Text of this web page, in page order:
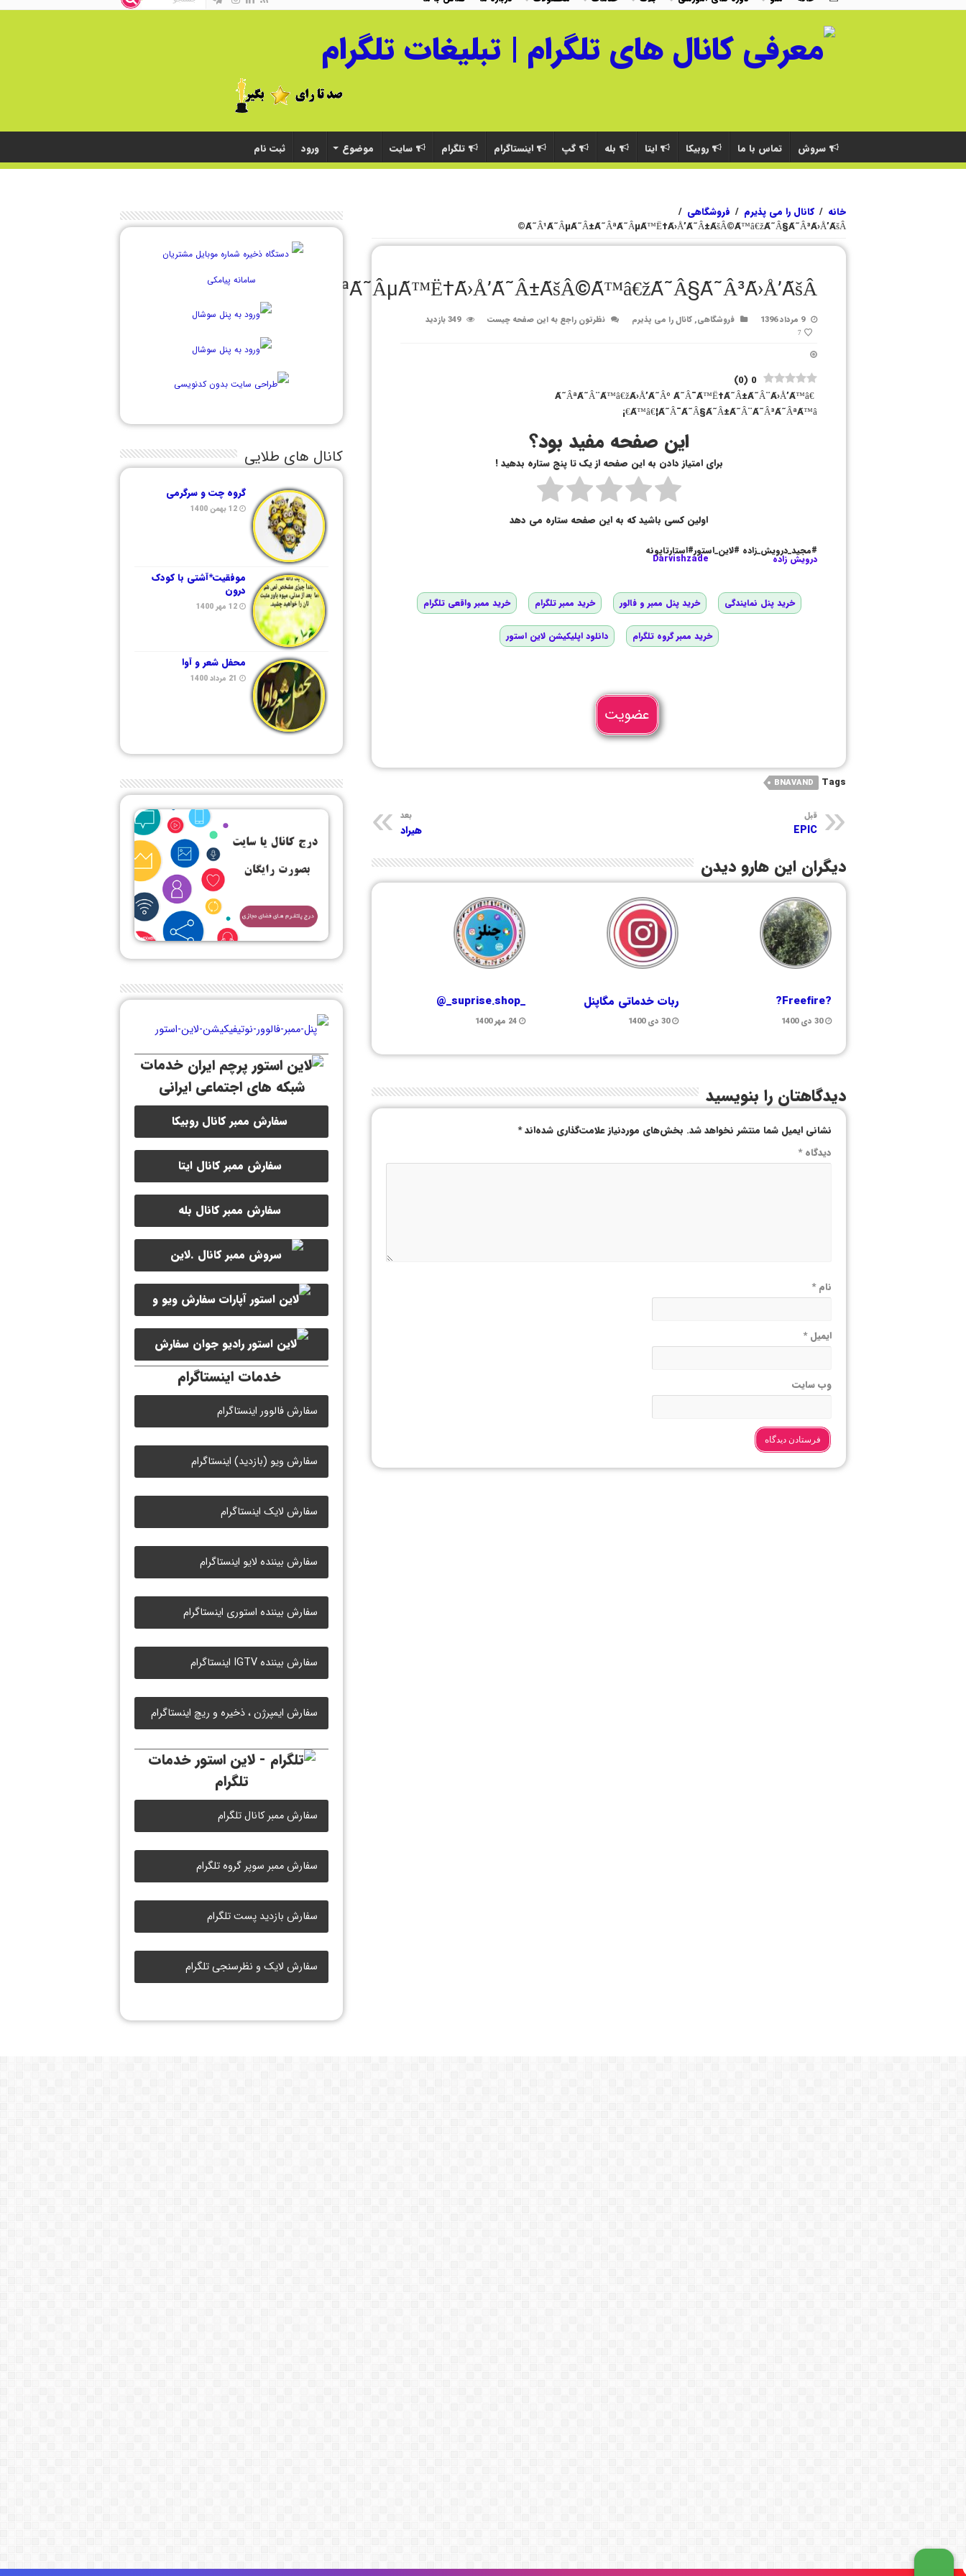
سروش تماس با ما روبیکا ایتا بله گپ اینستاگرام تلگرام سایت موضوع ورود ثبت نام
خانه / کانال را می پذیرم / فروشگاهی /
Ã˜Â¹Ã˜ÂµÃ˜Â±Ã˜ÂªÃ˜ÂµÃ™Ë†Ã›Å’Ã˜Â±ÃšÂ©Ã™â€žÃ˜Â§Ã˜Â³Ã›Å’ÃšÂ©
Ã˜Â¹Ã˜ÂµÃ˜Â±Ã˜ÂªÃ˜ÂµÃ™Ë†Ã›Å’Ã˜Â±ÃšÂ©Ã™â€žÃ˜Â§Ã˜Â³Ã›Å’ÃšÂ©
9 مرداد 1396 فروشگاهی,کانال را می پذیرم نظرتون راجع به این صفحه چیست 349 بازدید
7
0
(
0
)
Ã˜ÂªÃ˜Â¨Ã™â€žÃ›Å’Ã˜Âº Ã˜Â¯Ã™Ë†Ã˜Â±Ã˜Â¨Ã›Å’Ã™â€
Ã™â€¦Ã˜Â¯Ã˜Â§Ã˜Â±Ã˜Â¨Ã˜Â³Ã˜ÂªÃ™â€¡
این صفحه مفید بود؟
برای امتیاز دادن به این صفحه از یک تا پنج ستاره بدهید !
اولین کسی باشید که به این صفحه ستاره می دهد
#مجید_درویش_زاده #لاین_استور#استارتاپونه
درویش زاده Darvishzade
خرید پنل نمایندگی خرید پنل ممبر و فالور خرید ممبر تلگرام خرید ممبر واقعی تلگرام
خرید ممبر گروه تلگرام دانلود اپلیکیشن لاین استور
عضویت
Tags
BNAVAND
قبل
EPIC
بعد
هیراد
دیگران این هارو دیدن
?Freefire?
30 دی 1400
ربات خدماتی مگاپنل
30 دی 1400
_suprise.shop_@
24 مهر 1400
دیدگاهتان را بنویسید
نشانی ایمیل شما منتشر نخواهد شد. بخش‌های موردنیاز علامت‌گذاری شده‌اند*
دیدگاه*
نام*
ایمیل*
وب‌ سایت
کانال های طلایی
گروه چت و سرگرمی
12 بهمن 1400
موفقیت*آشتی با کودک
درون
12 مهر 1400
محفل شعر و آوا
21 مرداد 1400
خدمات
شبکه های اجتماعی ایرانی
سفارش ممبر کانال روبیکا
سفارش ممبر کانال ایتا
سفارش ممبر کانال بله
سفارش ممبر کانال سروش
سفارش ویو و
لایک ویدیو آپارات
سفارش
لایک رادیو جوان
خدمات اینستاگرام
سفارش فالوور اینستاگرام
سفارش ویو (بازدید) اینستاگرام
سفارش لایک اینستاگرام
سفارش بیننده لایو اینستاگرام
سفارش بیننده استوری اینستاگرام
سفارش بیننده IGTV اینستاگرام
سفارش ایمپرژن ، ذخیره و ریچ اینستاگرام
خدمات
تلگرام
سفارش ممبر کانال تلگرام
سفارش ممبر سوپر گروه تلگرام
سفارش بازدید پست تلگرام
سفارش لایک و نظرسنجی تلگرام